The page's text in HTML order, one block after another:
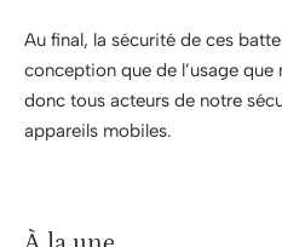
Au final, la sécurité de ces
conception que de l’usage que
donc tous acteurs de notre
appareils mobiles.